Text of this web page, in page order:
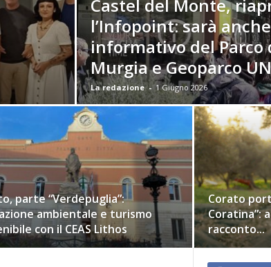
Castel del Monte,
l’Infopoint: sarà
informativo del Parco
Murgia e Geoparco
La redazione - 1 Giugno 2026
parte “Verdepuglia”:
ambientale e turismo
con il CEAS Lithos
Corato
Coratina”:
racconto...